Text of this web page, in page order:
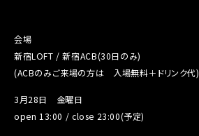
会場
新宿LOFT / 新宿ACB(30日のみ)
(ACBのみご来場の方は 入場無料＋ドリンク代)
3月28日 金曜日
open 13:00 / close 23:00(予定)